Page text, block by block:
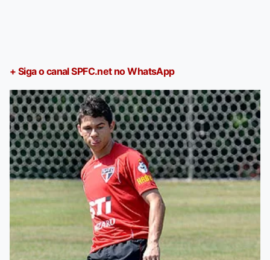
+ Siga o canal SPFC.net no WhatsApp